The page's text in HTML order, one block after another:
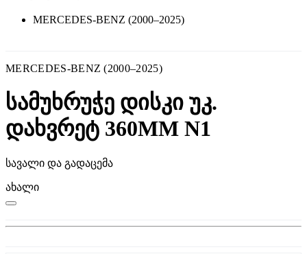
MERCEDES-BENZ (2000–2025)
MERCEDES-BENZ (2000–2025)
სამუხრუჭე დისკი უკ.
დახვრეტ 360MM N1
სავალი და გადაცემა
ახალი